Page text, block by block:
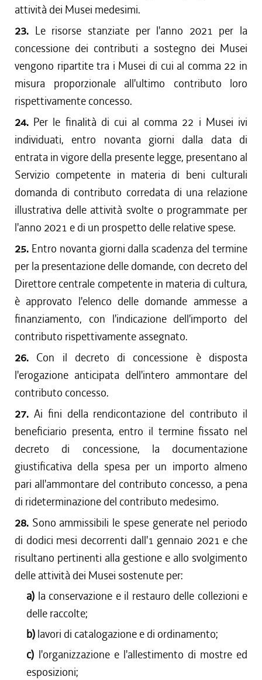
attività dei Musei medesimi.
23. Le risorse stanziate per l'anno 2021 per la
concessione dei contributi a sostegno dei Musei
vengono ripartite tra i Musei di cui al comma 22 in
misura proporzionale all'ultimo contributo loro
rispettivamente concesso.
24. Per le finalità di cui al comma 22 i Musei ivi
individuati, entro novanta giorni dalla data di
entrata in vigore della presente legge, presentano al
Servizio competente in materia di beni culturali
domanda di contributo corredata di una relazione
illustrativa delle attività svolte o programmate per
l'anno 2021 e di un prospetto delle relative spese.
25. Entro novanta giorni dalla scadenza del termine
per la presentazione delle domande, con decreto del
Direttore centrale competente in materia di cultura,
è approvato l'elenco delle domande ammesse a
finanziamento, con l'indicazione dell'importo del
contributo rispettivamente assegnato.
26. Con il decreto di concessione è disposta
l'erogazione anticipata dell'intero ammontare del
contributo concesso.
27. Ai fini della rendicontazione del contributo il
beneficiario presenta, entro il termine fissato nel
decreto di concessione, la documentazione
giustificativa della spesa per un importo almeno
pari all'ammontare del contributo concesso, a pena
di rideterminazione del contributo medesimo.
28. Sono ammissibili le spese generate nel periodo
di dodici mesi decorrenti dall'1 gennaio 2021 e che
risultano pertinenti alla gestione e allo svolgimento
delle attività dei Musei sostenute per:
a) la conservazione e il restauro delle collezioni e
delle raccolte;
b) lavori di catalogazione e di ordinamento;
c) l'organizzazione e l'allestimento di mostre ed
esposizioni;